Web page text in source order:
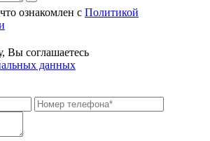
ознакомлен с Политикой
Вы соглашаетесь
данных